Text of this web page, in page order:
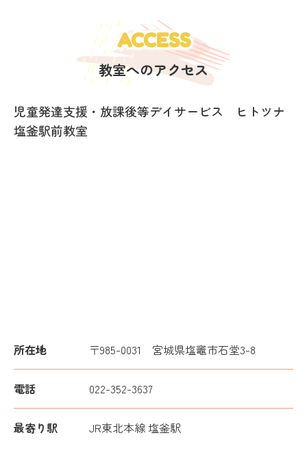
ACCESS
教室へのアクセス
児童発達支援・放課後等デイサービス ヒトツナ
塩釜駅前教室
所在地 〒985-0031 宮城県塩竈市石堂3-8
電話 022-352-3637
最寄り駅 JR東北本線 塩釜駅